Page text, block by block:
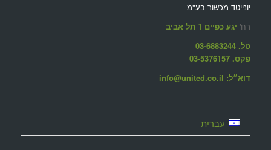
יונייטד מכשור בע"מ
רח' יגע כפיים 1 תל אביב
טל. 03-6883244
פקס. 03-5376157
דוא״ל: info@united.co.il
עברית